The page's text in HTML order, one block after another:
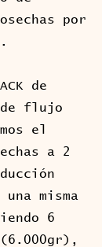
por
de
flujo
el
a 2
misma
6